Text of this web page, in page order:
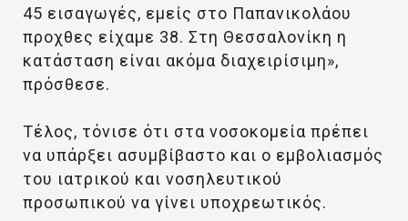
45 εισαγωγές, εμείς στο Παπανικολάου
προχθες είχαμε 38. Στη Θεσσαλονίκη η
κατάσταση είναι ακόμα διαχειρίσιμη»,
πρόσθεσε.
Τέλος, τόνισε ότι στα νοσοκομεία πρέπει
να υπάρξει ασυμβίβαστο και ο εμβολιασμός
του ιατρικού και νοσηλευτικού
προσωπικού να γίνει υποχρεωτικός.